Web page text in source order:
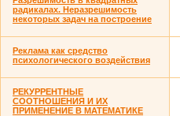
радикалах. Неразрешимость
некоторых задач на построение
Реклама как средство
психологического воздействия
РЕКУРРЕНТНЫЕ
СООТНОШЕНИЯ И ИХ
ПРИМЕНЕНИЕ В МАТЕМАТИКЕ